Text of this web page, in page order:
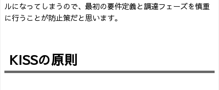
ルになってしまうので、最初の要件定義と調達フェーズを慎重
に行うことが防止策だと思います。
KISSの原則